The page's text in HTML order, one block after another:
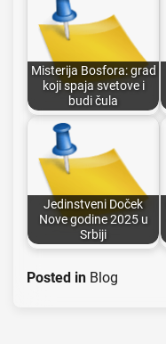
Misterija Bosfora: grad
koji spaja svetove i
budi čula
Jedinstveni Doček
Nove godine 2025 u
Srbiji
Posted in Blog